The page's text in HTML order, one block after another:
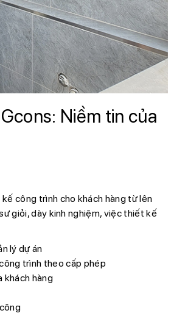
Niềm tin của
công trình cho khách hàng từ lên
giỏi, dày kinh nghiệm, việc thiết kế
lý dự án
trình theo cấp phép
khách hàng